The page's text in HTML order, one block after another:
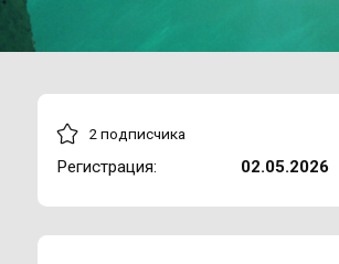
2 подписчика
02.05.2026
Регистрация: